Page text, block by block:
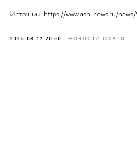
Источник: https://www.asn-news.ru/
2025-08-12 20:00 НОВОСТИ ОСАГО